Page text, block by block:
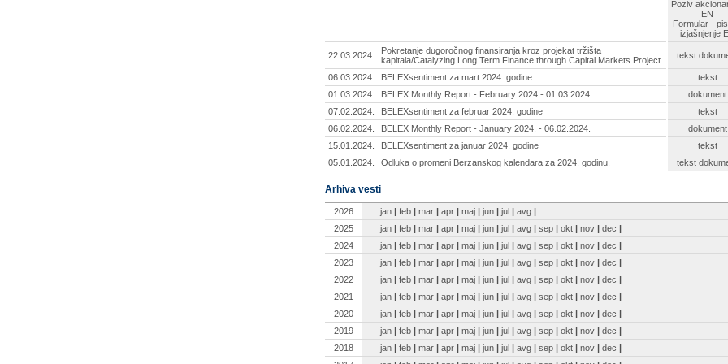
Poziv
EN
Formular -
izjašnjenje
22.03.2024.
Pokretanje dugoročnog finansiranja kroz projekat tržišta
kapitala/Catalyzing Long Term Finance through Capital Markets Project
tekst
06.03.2024. BELEXsentiment za mart 2024. godine
tekst
01.03.2024.
BELEX Monthly Report - February 2024.- 01.03.2024.
dokument
07.02.2024.
BELEXsentiment za februar 2024. godine
tekst
06.02.2024.
BELEX Monthly Report - January 2024. - 06.02.2024.
dokument
15.01.2024.
BELEXsentiment za januar 2024. godine
tekst
05.01.2024.
Odluka o promeni Berzanskog kalendara za 2024. godinu. tekst
Arhiva vesti
2026 jan | feb | mar | apr | maj | jun | jul | avg |
2025
jan | feb | mar | apr | maj | jun | jul | avg | sep | okt | nov | dec |
2024
jan | feb | mar | apr | maj | jun | jul | avg | sep | okt | nov | dec |
2023
jan | feb | mar | apr | maj | jun | jul | avg | sep | okt | nov | dec |
2022
jan | feb | mar | apr | maj | jun | jul | avg | sep | okt | nov | dec |
2021
jan | feb | mar | apr | maj | jun | jul | avg | sep | okt | nov | dec |
2020
jan | feb | mar | apr | maj | jun | jul | avg | sep | okt | nov | dec |
2019
jan | feb | mar | apr | maj | jun | jul | avg | sep | okt | nov | dec |
2018
jan | feb | mar | apr | maj | jun | jul | avg | sep | okt | nov | dec |